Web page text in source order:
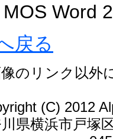
MOS Word
戻る
のリンク以外
(C) 2012
県横浜市戸塚